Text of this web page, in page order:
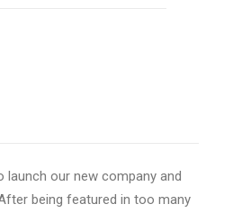
launch our new company and
being featured in too many